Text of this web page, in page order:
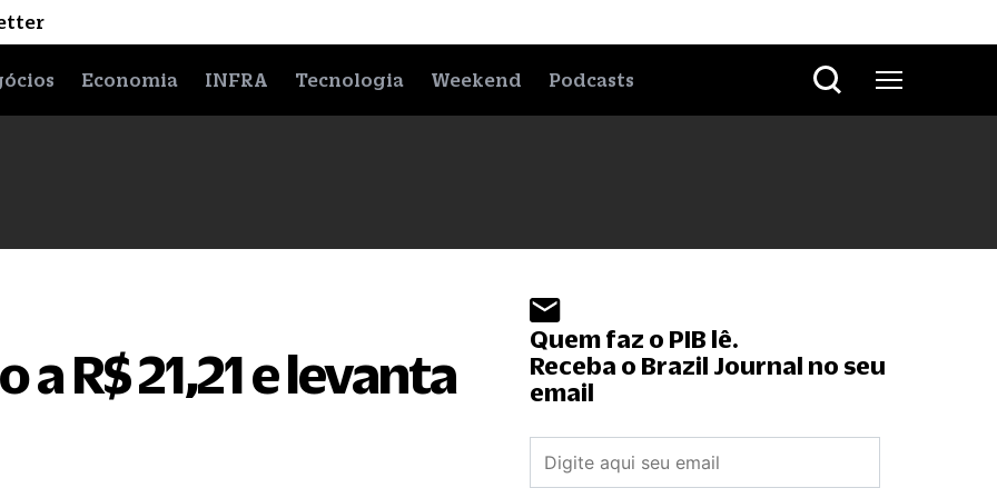
Economia INFRA Tecnologia Weekend Podcasts
R$ 21,21 e levanta
Quem faz o PIB lê.
Receba o Brazil Journal no seu
email